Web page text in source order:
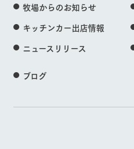
牧場からのお知らせ
キッチンカー出店情報
ニュースリリース
ブログ